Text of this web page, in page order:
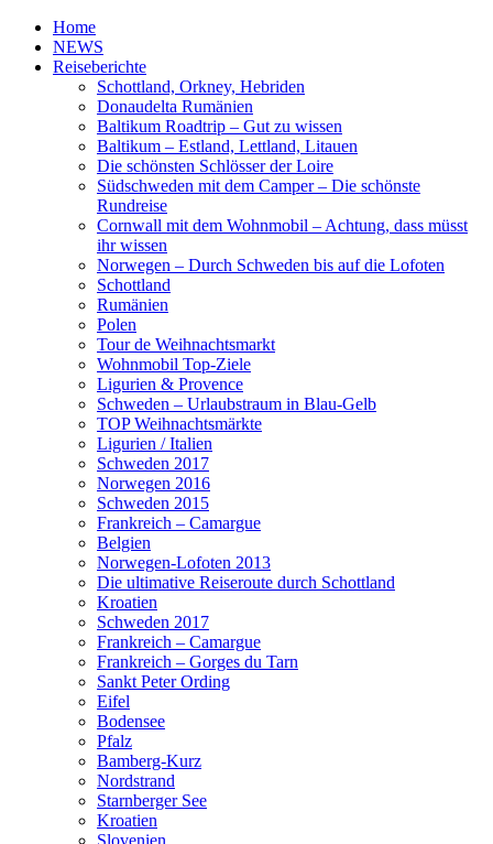
Home
NEWS
Reiseberichte
Schottland, Orkney, Hebriden
Donaudelta Rumänien
Baltikum Roadtrip – Gut zu wissen
Baltikum – Estland, Lettland, Litauen
Die schönsten Schlösser der Loire
Südschweden mit dem Camper – Die schönste
Rundreise
Cornwall mit dem Wohnmobil – Achtung, dass müsst
ihr wissen
Norwegen – Durch Schweden bis auf die Lofoten
Schottland
Rumänien
Polen
Tour de Weihnachtsmarkt
Wohnmobil Top-Ziele
Ligurien & Provence
Schweden – Urlaubstraum in Blau-Gelb
TOP Weihnachtsmärkte
Ligurien / Italien
Schweden 2017
Norwegen 2016
Schweden 2015
Frankreich – Camargue
Belgien
Norwegen-Lofoten 2013
Die ultimative Reiseroute durch Schottland
Kroatien
Schweden 2017
Frankreich – Camargue
Frankreich – Gorges du Tarn
Sankt Peter Ording
Eifel
Bodensee
Pfalz
Bamberg-Kurz
Nordstrand
Starnberger See
Kroatien
Slovenien